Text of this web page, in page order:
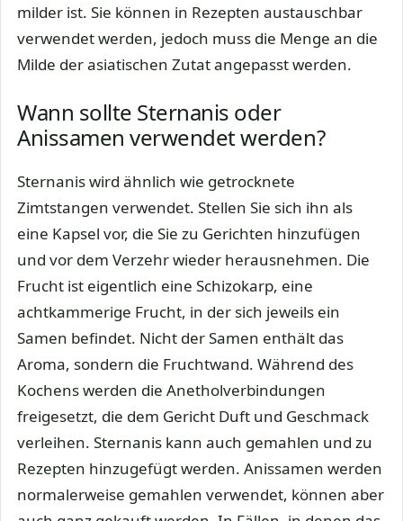
milder ist. Sie können in Rezepten austauschbar
verwendet werden, jedoch muss die Menge an die
Milde der asiatischen Zutat angepasst werden.
Wann sollte Sternanis oder
Anissamen verwendet werden?
Sternanis wird ähnlich wie getrocknete
Zimtstangen verwendet. Stellen Sie sich ihn als
eine Kapsel vor, die Sie zu Gerichten hinzufügen
und vor dem Verzehr wieder herausnehmen. Die
Frucht ist eigentlich eine Schizokarp, eine
achtkammerige Frucht, in der sich jeweils ein
Samen befindet. Nicht der Samen enthält das
Aroma, sondern die Fruchtwand. Während des
Kochens werden die Anetholverbindungen
freigesetzt, die dem Gericht Duft und Geschmack
verleihen. Sternanis kann auch gemahlen und zu
Rezepten hinzugefügt werden. Anissamen werden
normalerweise gemahlen verwendet, können aber